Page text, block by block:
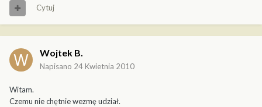
Cytuj
Wojtek B.
Napisano 24 Kwietnia 2010
Witam.
Czemu nie chętnie wezmę udział.